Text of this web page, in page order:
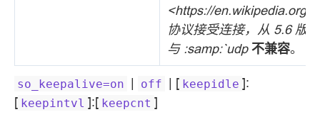
<https://en.wikipedia.org/
协议接受连接，从 5.6 版
与 :samp:`udp 不兼容。
so_keepalive=on | off | [ keepidle ]:
[ keepintvl ]:[ keepcnt ]